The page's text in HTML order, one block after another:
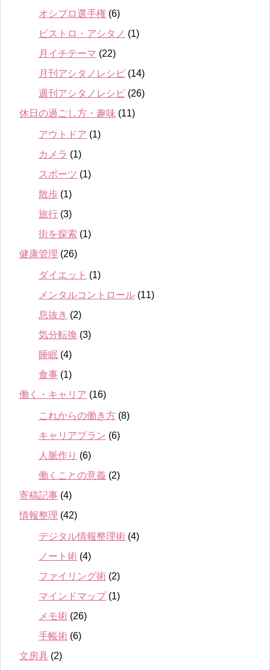
オシブロ選手権 (6)
ビストロ・アシタノ (1)
月イチテーマ (22)
月刊アシタノレシピ (14)
週刊アシタノレシピ (26)
休日の過ごし方・趣味 (11)
アウトドア (1)
カメラ (1)
スポーツ (1)
散歩 (1)
旅行 (3)
街を探索 (1)
健康管理 (26)
ダイエット (1)
メンタルコントロール (11)
息抜き (2)
気分転換 (3)
睡眠 (4)
食事 (1)
働く・キャリア (16)
これからの働き方 (8)
キャリアプラン (6)
人脈作り (6)
働くことの意義 (2)
寄稿記事 (4)
情報整理 (42)
デジタル情報整理術 (4)
ノート術 (4)
ファイリング術 (2)
マインドマップ(1)
メモ術 (26)
手帳術 (6)
文房具 (2)